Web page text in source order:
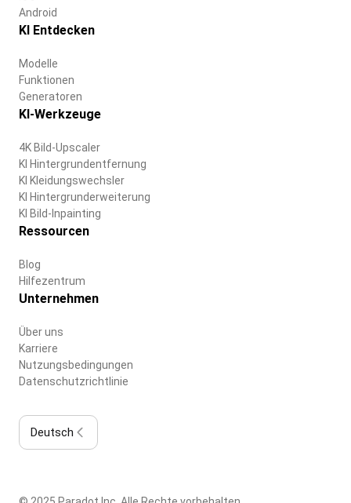
Android
KI Entdecken
Modelle
Funktionen
Generatoren
KI-Werkzeuge
4K Bild-Upscaler
KI Hintergrundentfernung
KI Kleidungswechsler
KI Hintergrunderweiterung
KI Bild-Inpainting
Ressourcen
Blog
Hilfezentrum
Unternehmen
Über uns
Karriere
Nutzungsbedingungen
Datenschutzrichtlinie
Deutsch